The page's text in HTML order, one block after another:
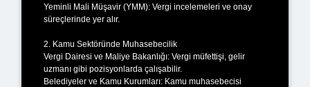
Yeminli Mali Müşavir (YMM): Vergi incelemeleri ve onay
süreçlerinde yer alır.
2. Kamu Sektöründe Muhasebecilik
Vergi Dairesi ve Maliye Bakanlığı: Vergi müfettişi, gelir
uzmanı gibi pozisyonlarda çalışabilir.
Belediyeler ve Kamu Kurumları: Kamu muhasebecisi